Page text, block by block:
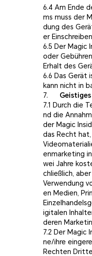
6.4 Am Ende
ms muss der
dung des
er
6.5 Der Magic
oder
Erhalt des
6.6 Das Gerät
kann nicht in
7.
7.1 Durch die
nd die
der Magic
das Recht
enmarketing
wei Jahre
chließlich,
Verwendung
en Medien,
igitalen
deren
7.2 Der Magic
ne/ihre
Rechten